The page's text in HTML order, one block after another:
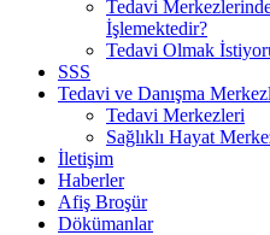
Tedavi
İşlemektedir?
Tedavi Olmak
SSS
Tedavi ve Danışma
Tedavi Merkezleri
Sağlıklı Hayat
İletişim
Haberler
Afiş Broşür
Dökümanlar